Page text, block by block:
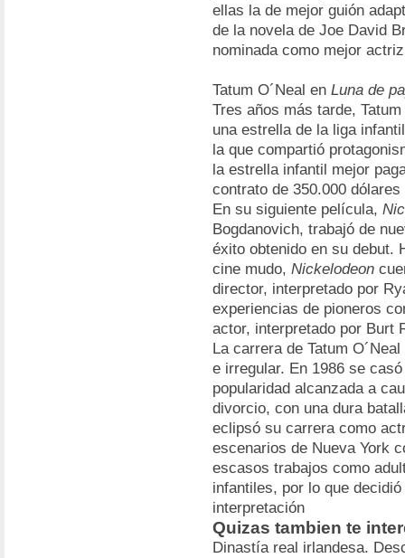
ellas la de mejor guión
de la novela de Joe David
nominada como mejor
Tatum O´Neal en Luna de
Tres años más tarde,
una estrella de la liga
la que compartió
la estrella infantil mejor
contrato de 350.000
En su siguiente película,
Bogdanovich, trabajó de
éxito obtenido en su debut.
cine mudo, Nickelodeon
director, interpretado por
experiencias de pioneros
actor, interpretado por Burt
La carrera de Tatum
e irregular. En 1986 se
popularidad alcanzada a
divorcio, con una dura
eclipsó su carrera como
escenarios de Nueva York
escasos trabajos como
infantiles, por lo que
interpretación
Quizas tambien te
Dinastía real irlandesa.